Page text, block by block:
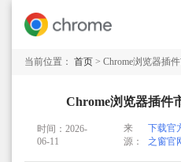
当前位置： 首页 > Chrome浏览器插
Chrome浏览器插件
时间：2026-
06-11
来
源：
下载官
之窗官